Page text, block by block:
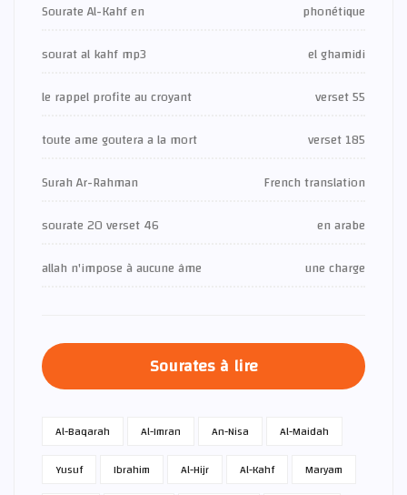
Sourate Al-Kahf en
phonétique
sourat al kahf mp3
el ghamidi
le rappel profite au croyant
verset 55
toute ame goutera a la mort
verset 185
Surah Ar-Rahman
French translation
sourate 20 verset 46
en arabe
allah n'impose à aucune âme
une charge
Sourates à lire
Al-Baqarah Al-Imran An-Nisa
Al-Maidah
Yusuf
Ibrahim Al-Hijr Al-Kahf
Maryam